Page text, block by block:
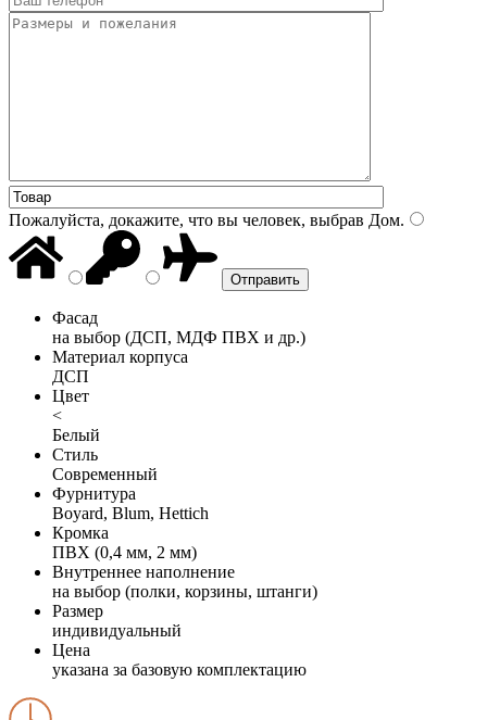
Пожалуйста, докажите, что вы человек, выбрав Дом.
Фасад
на выбор (ДСП, МДФ ПВХ и др.)
Материал корпуса
ДСП
Цвет
<
Белый
Стиль
Современный
Фурнитура
Boyard, Blum, Hettich
Кромка
ПВХ (0,4 мм, 2 мм)
Внутреннее наполнение
на выбор (полки, корзины, штанги)
Размер
индивидуальный
Цена
указана за базовую комплектацию